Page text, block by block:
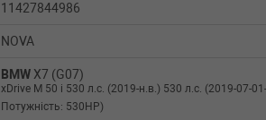
11427844986
NOVA
BMW X7 (G07)
xDrive M 50 i 530 л.с. (2019-н.в.) 530 л.с. (2019-07-
Потужність: 530HP)